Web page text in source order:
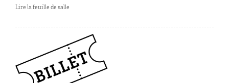
Lire la feuille de salle